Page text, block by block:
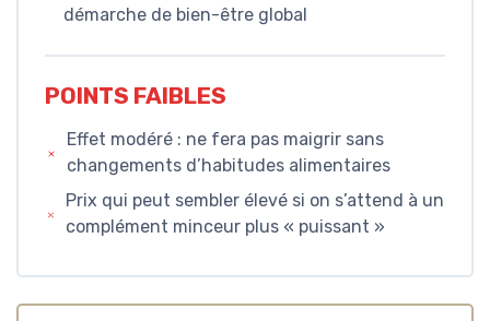
démarche de bien-être global
POINTS FAIBLES
Effet modéré : ne fera pas maigrir sans
changements d’habitudes alimentaires
Prix qui peut sembler élevé si on s’attend à un
complément minceur plus « puissant »